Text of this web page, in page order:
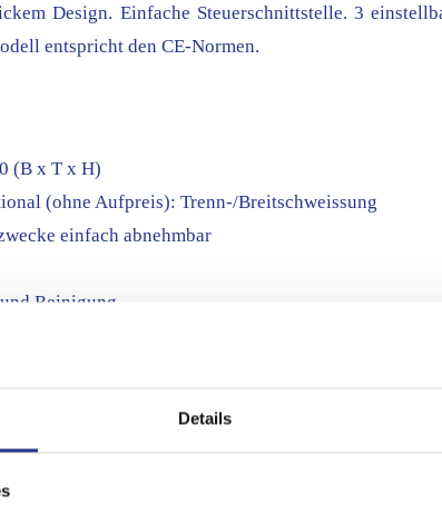
Details
Design. Einfache Steuerschnittstelle. 3
entspricht den CE-Normen.
(B x T x H)
(ohne Aufpreis): Trenn-/Breitschweissung
einfach abnehmbar
Reinigung
und bessere Produktplatzierung